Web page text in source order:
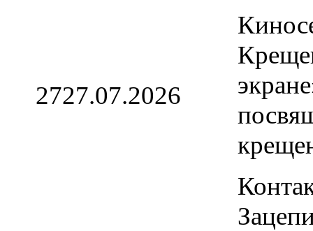
2727.07.2026